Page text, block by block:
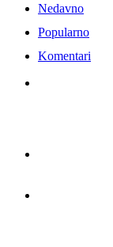
Nedavno
Popularno
Komentari